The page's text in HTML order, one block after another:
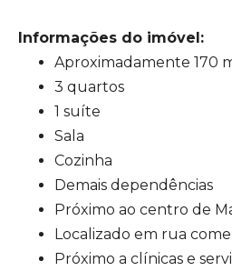
Informações do imóvel:
Aproximadamente 170
3 quartos
1 suíte
Sala
Cozinha
Demais dependências
Próximo ao centro de
Localizado em rua
Próximo a clínicas e